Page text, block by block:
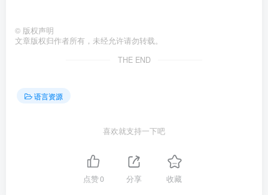
© 版权声明
文章版权归作者所有，未经允许请勿转载。
THE END
语言资源
喜欢就支持一下吧
点赞0 分享 收藏